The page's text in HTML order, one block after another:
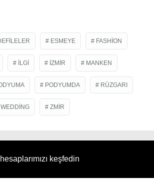
ESMEYE FASHION
ILGI IZMIR MANKEN
PODYUMDA RÜZGARI
WEDDING ZMIR
keşfedin